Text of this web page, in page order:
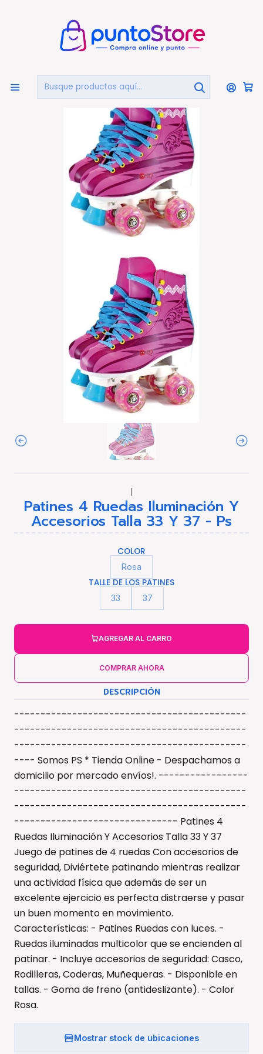
Inicio
Patines 4 Ruedas Iluminación Y Accesorios Talla 33 Y 37
- Ps
|
Patines 4 Ruedas Iluminación Y
Accesorios Talla 33 Y 37 - Ps
COLOR
Rosa
TALLE DE LOS PATINES
33 37
AGREGAR AL CARRO
COMPRAR AHORA
DESCRIPCIÓN
--------------------------------------------
--------------------------------------------
--------------------------------------------
---- Somos PS * Tienda Online - Despachamos a
domicilio por mercado envíos!. -----------------
--------------------------------------------
--------------------------------------------
------------------------------- Patines 4
Ruedas Iluminación Y Accesorios Talla 33 Y 37
Juego de patines de 4 ruedas Con accesorios de
seguridad, Diviértete patinando mientras realizar
una actividad física que además de ser un
excelente ejercicio es perfecta distraerse y pasar
un buen momento en movimiento.
Características: - Patines Ruedas con luces. -
Ruedas iluminadas multicolor que se encienden al
patinar. - Incluye accesorios de seguridad: Casco,
Rodilleras, Coderas, Muñequeras. - Disponible en
tallas. - Goma de freno (antideslizante). - Color
Rosa.
Mostrar stock de ubicaciones